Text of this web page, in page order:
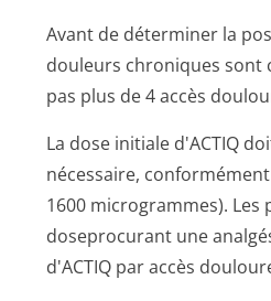
Avant de déterminer la
douleurs chroniques sont
pas plus de 4 accès
La dose initiale d'ACTIQ
nécessaire,
1600 microgrammes).
doseprocurant une
d'ACTIQ par accès